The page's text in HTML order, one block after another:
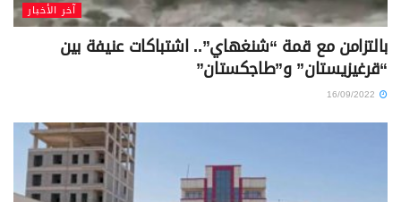
آخر الأخبار
بالتزامن مع قمة “شنغهاي”.. اشتباكات عنيفة بين
“قرغيزيستان” و”طاجكستان”